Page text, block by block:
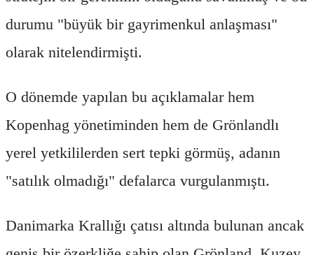
durumu "büyük bir gayrimenkul anlaşması"
olarak nitelendirmişti.
O dönemde yapılan bu açıklamalar hem
Kopenhag yönetiminden hem de Grönlandlı
yerel yetkililerden sert tepki görmüş, adanın
"satılık olmadığı" defalarca vurgulanmıştı.
Danimarka Krallığı çatısı altında bulunan ancak